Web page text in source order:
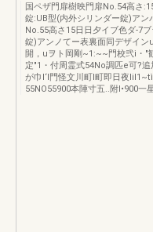
国ペザ門扉樹映門扉No.54高さ
錠:UB型(内外シリンダー錠)ア
No.55高さ15日日夕イブ色ダ-7
錠)アンノてー表裏面同デザイ
開，uヲト岡剛~1:~~門校弐i・"
定"1・付周霊式54No調匹e可?
が巾l‘l門怪文川町l町即日夜
55NO55900本陣寸五..附l•900一